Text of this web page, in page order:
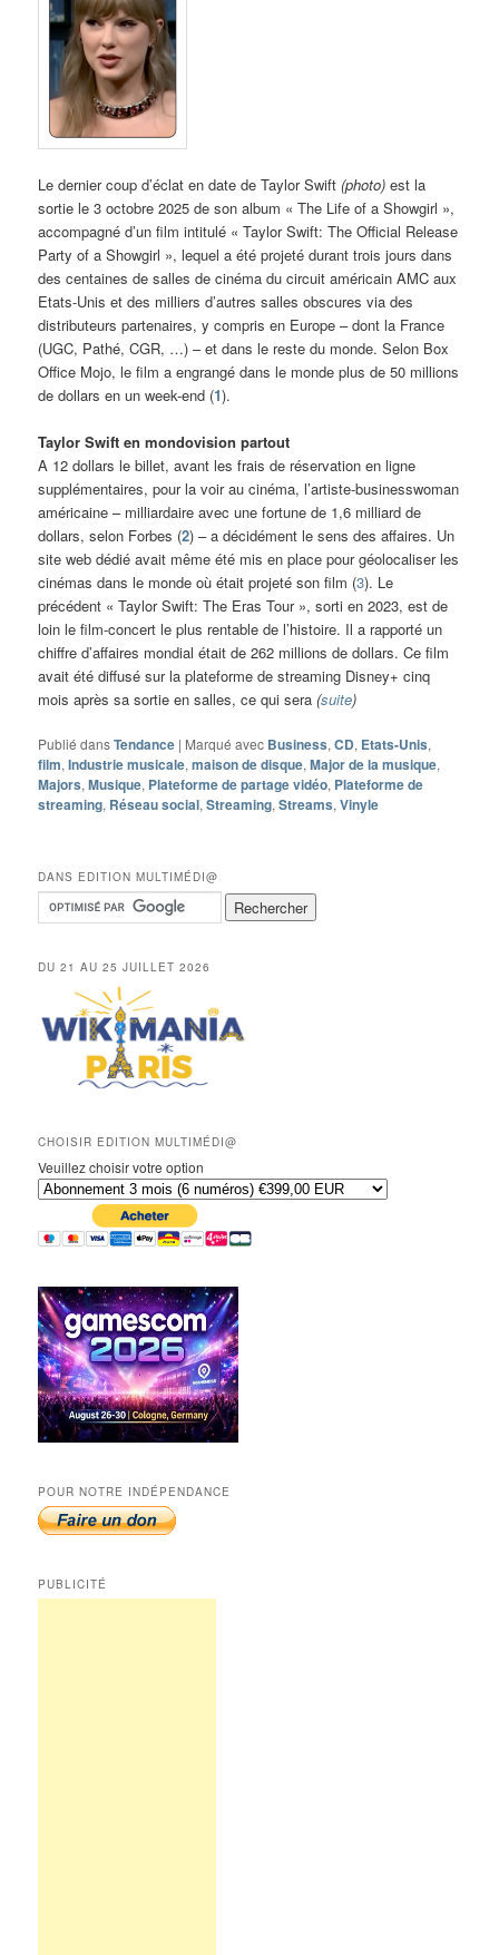
Le dernier coup d’éclat en date de Taylor Swift(photo) est la
sortie le 3 octobre 2025 de son album « The Life of a Showgirl »,
accompagné d’un film intitulé « Taylor Swift: The Official Release
Party of a Showgirl », lequel a été projeté durant trois jours dans
des centaines de salles de cinéma du circuit américain AMC aux
Etats-Unis et des milliers d’autres salles obscures via des
distributeurs partenaires, y compris en Europe – dont la France
(UGC, Pathé, CGR, …) – et dans le reste du monde. Selon Box
Office Mojo, le film a engrangé dans le monde plus de 50 millions
de dollars en un week-end (1).
Taylor Swift en mondovision partout
A 12 dollars le billet, avant les frais de réservation en ligne
supplémentaires, pour la voir au cinéma, l’artiste-businesswoman
américaine – milliardaire avec une fortune de 1,6 milliard de
dollars, selon Forbes (2) – a décidément le sens des affaires. Un
site web dédié avait même été mis en place pour géolocaliser les
cinémas dans le monde où était projeté son film (3). Le
précédent « Taylor Swift: The Eras Tour », sorti en 2023, est de
loin le film-concert le plus rentable de l’histoire. Il a rapporté un
chiffre d’affaires mondial était de 262 millions de dollars. Ce film
avait été diffusé sur la plateforme de streaming Disney+ cinq
mois après sa sortie en salles, ce qui sera(suite)
Publié dansTendance | Marqué avec Business,CD, Etats-Unis,
film,Industrie musicale,maison de disque,Major de la musique,
Majors,Musique, Plateforme de partage vidéo, Plateforme de
streaming, Réseau social,Streaming,Streams,Vinyle
DANS EDITION MULTIMÉDI@
DU 21 AU 25 JUILLET 2026
CHOISIR EDITION MULTIMÉDI@
Veuillez choisir votre option
POUR NOTRE INDÉPENDANCE
PUBLICITÉ